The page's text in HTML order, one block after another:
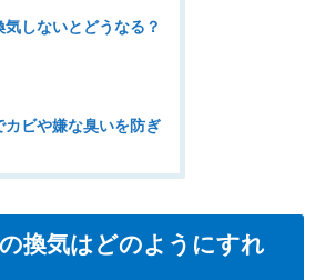
しないとどうなる？
カビや嫌な臭いを防ぎ
換気はどのようにすれ